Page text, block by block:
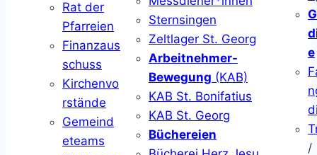
Rat der
Pfarreien
Finanzaus
schuss
Kirchenvo
rstände
Gemeind
eteams
Sternsingen
Zeltlager St. Georg
Arbeitnehmer-
Bewegung (KAB)
KAB St. Bonifatius
KAB St. Georg
Büchereien
e
/